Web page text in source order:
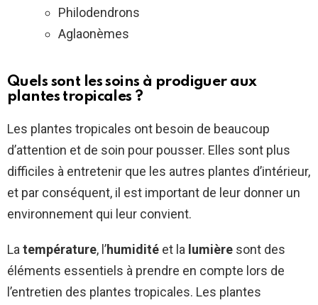
Philodendrons
Aglaonèmes
Quels sont les soins à prodiguer aux
plantes tropicales ?
Les plantes tropicales ont besoin de beaucoup
d’attention et de soin pour pousser. Elles sont plus
difficiles à entretenir que les autres plantes d’intérieur,
et par conséquent, il est important de leur donner un
environnement qui leur convient.
Latempérature, l’humidité et la lumière sont des
éléments essentiels à prendre en compte lors de
l’entretien des plantes tropicales. Les plantes